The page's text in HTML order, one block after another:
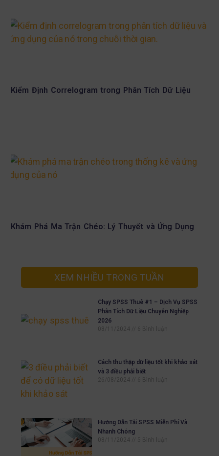
Kiểm Định Correlogram trong Phân Tích Dữ Liệu
Khám Phá Ma Trận Chéo: Lý Thuyết và Ứng Dụng
XEM NHIỀU TRONG TUẦN
Chạy SPSS Thuê #1 – Dịch Vụ SPSS
Phân Tích Dữ Liệu Chuyên Nghiệp
2026
08/11/2024
6 Bình luận
Cách thu thập dữ liệu tốt khi khảo sát
và 3 điều phải biết
26/08/2024
6 Bình luận
Hướng Dẫn Tải SPSS Miễn Phí Và
Nhanh Chóng
08/11/2024
5 Bình luận